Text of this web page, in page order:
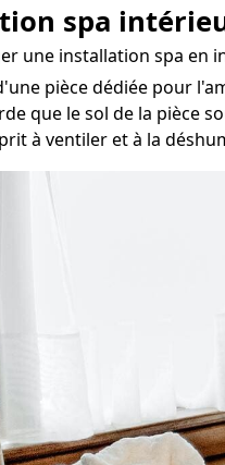
spa
une installation spa en
pièce dédiée pour
que le sol de la pièce
à ventiler et à la